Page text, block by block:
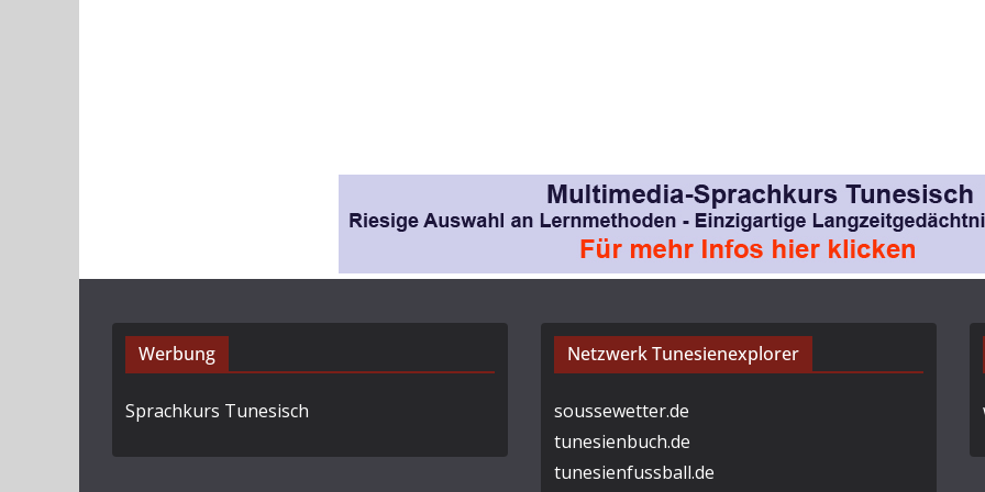
Werbung
Sprachkurs Tunesisch
Netzwerk Tunesienexplorer
soussewetter.de
tunesienbuch.de
tunesienfussball.de